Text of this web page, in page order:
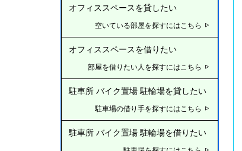
オフィススペースを貸したい
空いている部屋を探すにはこちら
オフィススペースを借りたい
部屋を借りたい人を探すにはこちら
駐車所 バイク置場 駐輪場を貸したい
駐車場の借り手を探すにはこちら
駐車所 バイク置場 駐輪場を借りたい